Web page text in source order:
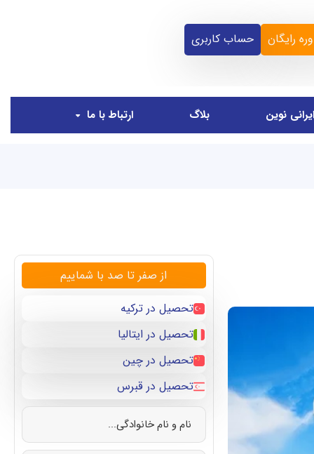
رایگان حساب کاربری
نوین بلاگ ارتباط با ما
از صفر تا صد با شماییم
تحصیل در ترکیه
تحصیل در ایتالیا
تحصیل در چین
تحصیل در قبرس